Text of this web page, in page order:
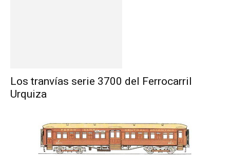
Los tranvías serie 3700 del Ferrocarril
Urquiza